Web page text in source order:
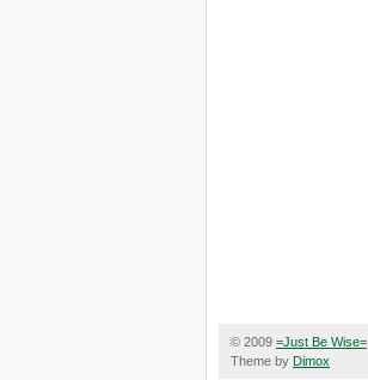
© 2009 =Just Be Wise=
Theme by Dimox